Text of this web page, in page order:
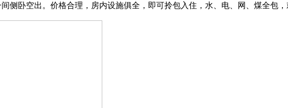
卧空出。价格合理，房内设施俱全，即可拎包入住，水、电、网、煤全包，